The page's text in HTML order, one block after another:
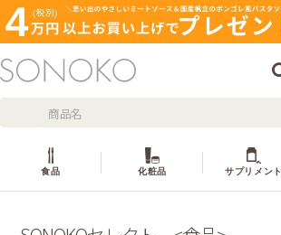
食品 化粧品 サプリメント